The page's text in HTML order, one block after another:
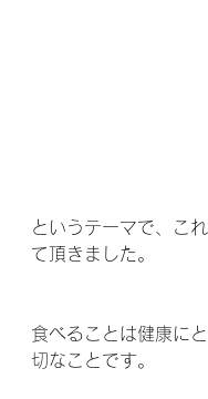
というテーマで、こ
て頂きました。
食べることは健康に
切なことです。